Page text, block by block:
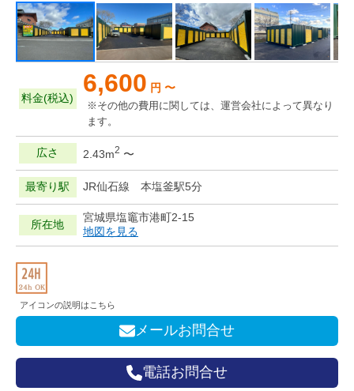
料金(税込)
6,600 円 〜
※その他の費用に関しては、運営会社によって異なり
ます。
広さ 2.43m2 〜
最寄り駅 JR仙石線 本塩釜駅5分
所在地
宮城県塩竈市港町2-15
地図を見る
アイコンの説明はこちら
メールお問合せ
電話お問合せ